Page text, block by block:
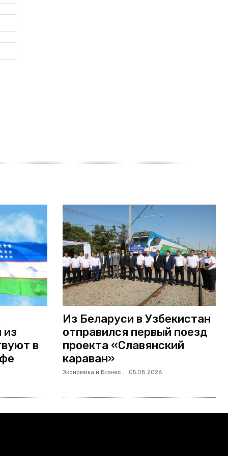
почта:*
Сайт:
из
в
Из Беларуси в Узбекистан
отправился первый поезд
проекта «Славянский
караван»
Экономика и Бизнес 05.08.2026